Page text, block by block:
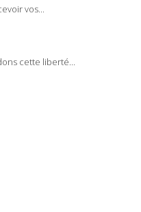
vos...
cette liberté...